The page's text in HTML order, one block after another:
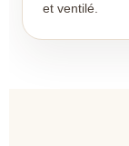
et ventilé.